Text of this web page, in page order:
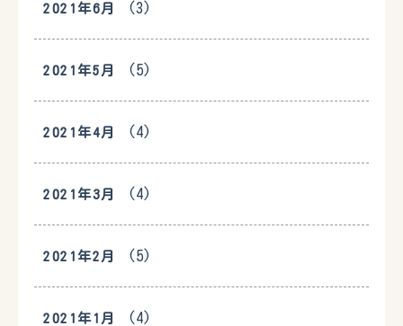
2021年6月 (3)
2021年5月 (5)
2021年4月 (4)
2021年3月 (4)
2021年2月 (5)
2021年1月 (4)